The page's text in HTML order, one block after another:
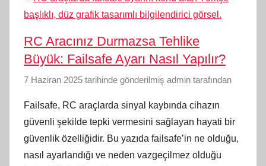
RC Aracınız Durmazsa Tehlike
Büyük: Failsafe Ayarı Nasıl Yapılır?
7 Haziran 2025 tarihinde gönderilmiş admin tarafından
Failsafe, RC araçlarda sinyal kaybında cihazın
güvenli şekilde tepki vermesini sağlayan hayati bir
güvenlik özelliğidir. Bu yazıda failsafe’in ne olduğu,
nasıl ayarlandığı ve neden vazgeçilmez olduğu